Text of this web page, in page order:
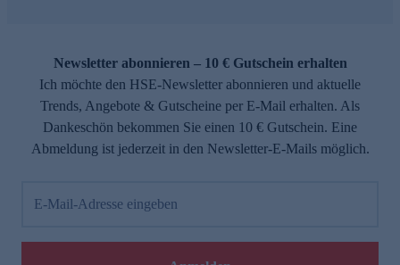
Newsletter abonnieren – 10 € Gutschein erhalten
Ich möchte den HSE-Newsletter abonnieren und aktuelle
Trends, Angebote & Gutscheine per E-Mail erhalten. Als
Dankeschön bekommen Sie einen 10 € Gutschein. Eine
Abmeldung ist jederzeit in den Newsletter-E-Mails möglich.
E-Mail-Adresse eingeben